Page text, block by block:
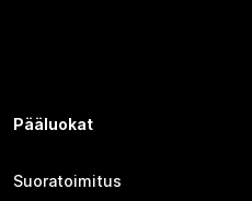
Pääluokat
Suoratoimitus